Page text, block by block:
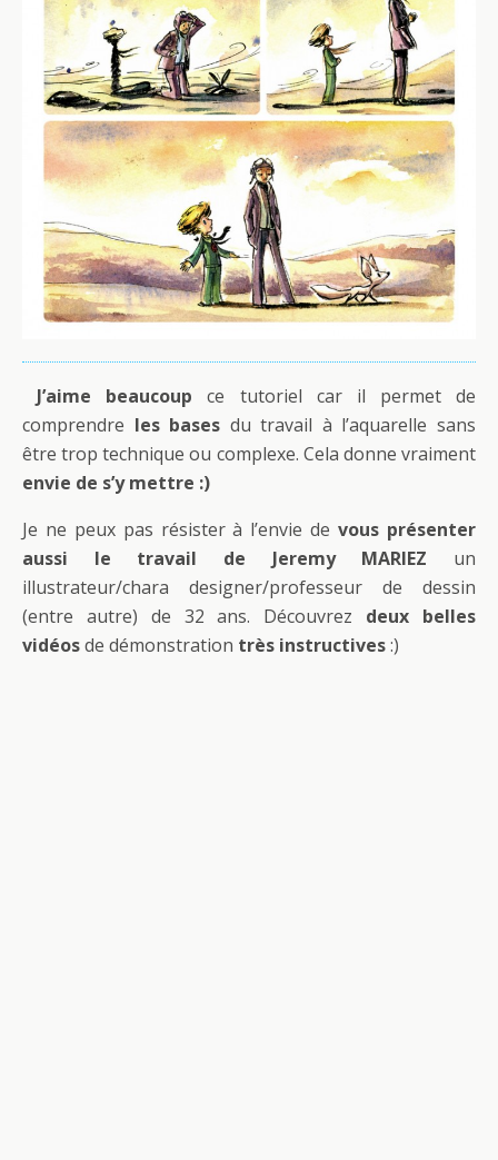
J’aime beaucoup ce tutoriel car il permet de
comprendre les bases du travail à l’aquarelle sans
être trop technique ou complexe. Cela donne vraiment
envie de s’y mettre :)
Je ne peux pas résister à l’envie devous présenter
aussi le travail de Jeremy MARIEZ un
illustrateur/chara designer/professeur de dessin
(entre autre) de 32 ans. Découvrez deux belles
vidéosde démonstration très instructives:)